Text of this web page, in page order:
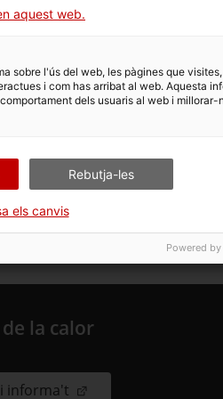
en la taula d’ Amenaces
taula d’Infeccions Emergents i
emergències sanitàries i
(One Health) que permeti
de la calor
informa't . Obre en una nova
aquest web.
sobre l'ús del web, les pàgines que
i com has arribat al web. Aquesta
dels usuaris al web i millorar-
Rebutja-les
els canvis
Powered by